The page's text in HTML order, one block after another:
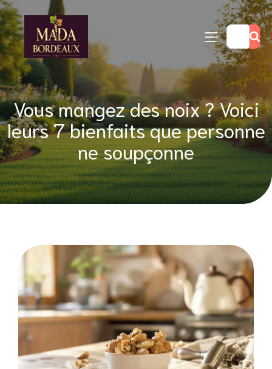
Vous mangez des noix ? Voici
leurs 7 bienfaits que personne
ne soupçonne